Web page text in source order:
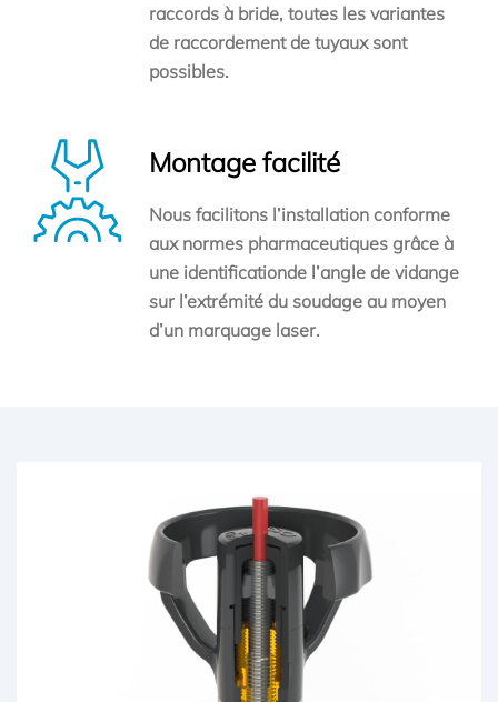
raccords à bride, toutes les variantes
de raccordement de tuyaux sont
possibles.
Montage facilité
Nous facilitons l’installation conforme
aux normes pharmaceutiques grâce à
une identificationde l’angle de vidange
sur l’extrémité du soudage au moyen
d’un marquage laser.